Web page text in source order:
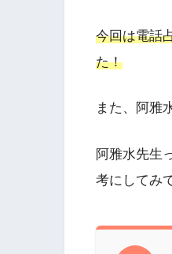
今回は電話
た！
また、阿雅
阿雅水先生
考にしてみ